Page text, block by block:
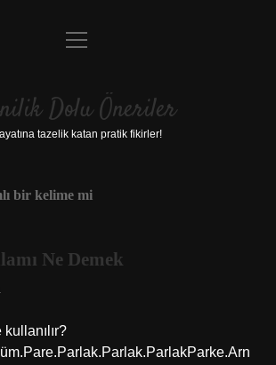
Anasayfa
Yasal Uyarı
menüyü
Dolu Öneriler
tazelik katan pratik fikirler!
bir kelime mi
Ne Demek